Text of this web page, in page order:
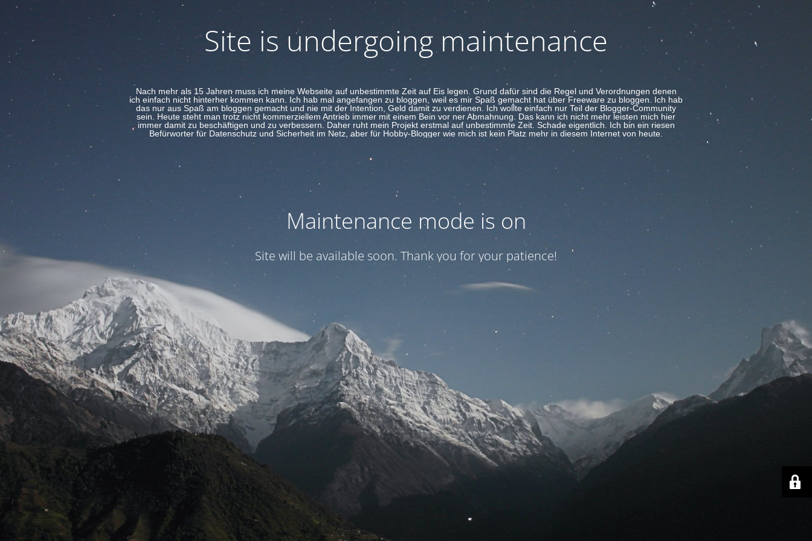
Site is undergoing maintenance
Nach mehr als 15 Jahren muss ich meine Webseite auf unbestimmte Zeit auf Eis legen. Grund dafür sind die Regel und Verordnungen denen
ich einfach nicht hinterher kommen kann. Ich hab mal angefangen zu bloggen, weil es mir Spaß gemacht hat über Freeware zu bloggen. Ich hab
das nur aus Spaß am bloggen gemacht und nie mit der Intention, Geld damit zu verdienen. Ich wollte einfach nur Teil der Blogger-Community
sein. Heute steht man trotz nicht kommerziellem Antrieb immer mit einem Bein vor ner Abmahnung. Das kann ich nicht mehr leisten mich hier
immer damit zu beschäftigen und zu verbessern. Daher ruht mein Projekt erstmal auf unbestimmte Zeit. Schade eigentlich. Ich bin ein riesen
Befürworter für Datenschutz und Sicherheit im Netz, aber für Hobby-Blogger wie mich ist kein Platz mehr in diesem Internet von heute.
Maintenance mode is on
Site will be available soon. Thank you for your patience!